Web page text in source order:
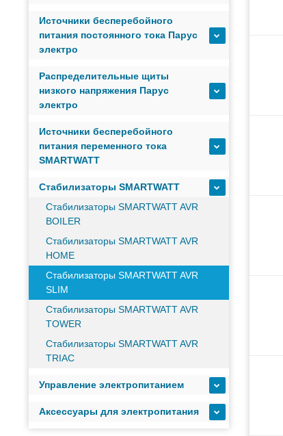
Оборудование связи и решения для
Кабели для промышленных сетей в новом
С 3–4 ноября 2025 г. инвентаризация на
ИБП с мощным зарядным устройством и
Оборудование связи и решения для
Кабели для промышленных сетей в новом
Источники бесперебойного
питания постоянного тока Парус
электро
Распределительные щиты
низкого напряжения Парус
электро
Источники бесперебойного
питания переменного тока
SMARTWATT
Стабилизаторы SMARTWATT
Стабилизаторы SMARTWATT AVR
BOILER
Стабилизаторы SMARTWATT AVR
HOME
Стабилизаторы SMARTWATT AVR
SLIM
Стабилизаторы SMARTWATT AVR
TOWER
Стабилизаторы SMARTWATT AVR
TRIAC
Управление электропитанием
Аксессуары для электропитания